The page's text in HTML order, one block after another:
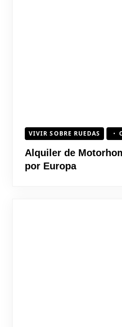
VIVIR SOBRE RUEDAS
Alquiler de
por Europa